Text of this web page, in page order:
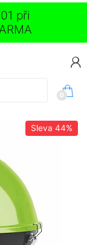
při
0
Sleva 44%